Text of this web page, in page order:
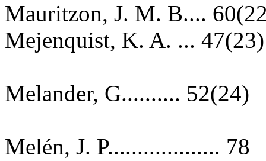
Mauritzon, J. M. B....
Mejenquist, K. A. ... 47(23)
Melander, G.......... 52(24)
Melén, J. P................... 78